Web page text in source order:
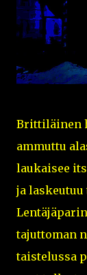
Brittiläinen
ammuttu
laukaisee
ja
tajuttoman
taistelussa